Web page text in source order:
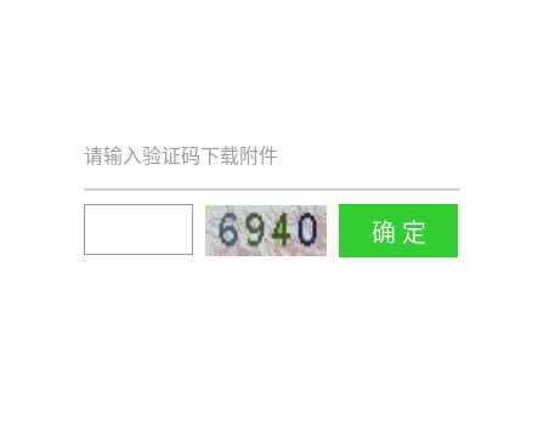
请输入验证码下载附件